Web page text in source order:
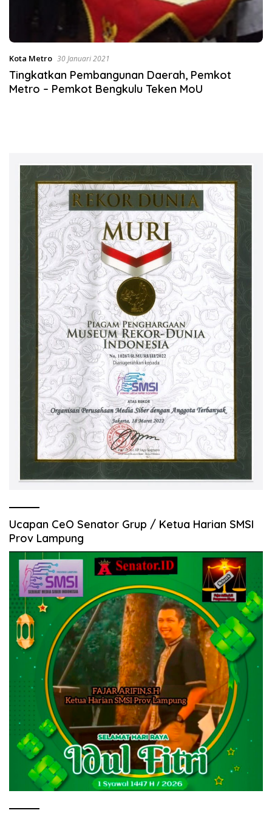
Kota Metro 30 Januari 2021
Tingkatkan Pembangunan Daerah, Pemkot
Metro – Pemkot Bengkulu Teken MoU
Ucapan CeO Senator Grup / Ketua Harian SMSI
Prov Lampung